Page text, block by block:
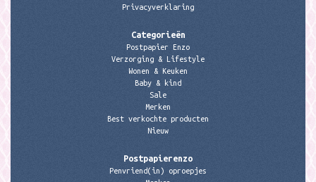
Privacyverklaring
Categorieën
Postpapier Enzo
Verzorging & Lifestyle
Wonen & Keuken
Baby & kind
Sale
Merken
Best verkochte producten
Nieuw
Postpapierenzo
Penvriend(in) oproepjes